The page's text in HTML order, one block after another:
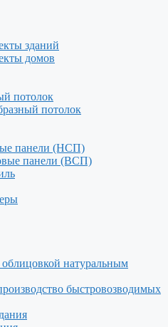
зданий
домов
потолок
потолок
панели (НСП)
панели (ВСП)
натуральным
быстровозводимых